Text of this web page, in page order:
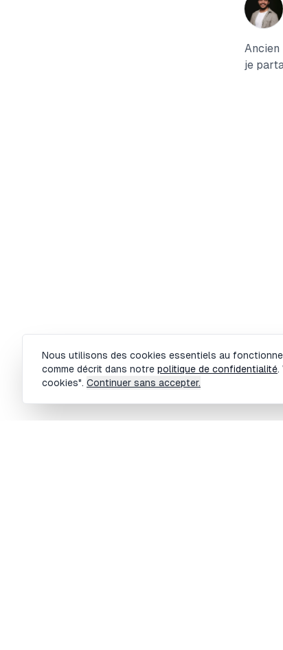
Ancien
je
Gestion des cookies
Nous utilisons des cookies essentiels au
comme décrit dans notre politique de confidentialité.
cookies". Continuer sans accepter.